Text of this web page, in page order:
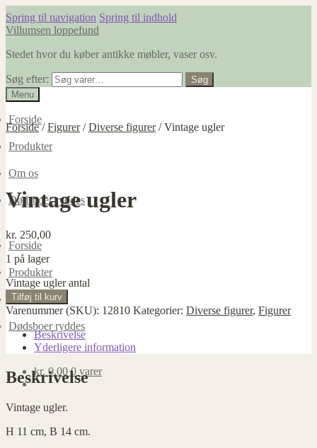
Spring til navigation Spring til indhold
Villumsen loppefund
Stedet hvor du køber antikke møbler, vaser osv.
Søg efter:
Søg
Menu
Forside
Produkter
Om os
Dødsboer ryddes
Forside
Produkter
Om os
Dødsboer ryddes
kr. 0,00 0 varer
Forside/Figurer/Diverse figurer/Vintage ugler
Vintage ugler
kr. 250,00
1 på lager
Vintage ugler antal
Tilføj til kurv
Varenummer (SKU): 12810 Kategorier: Diverse figurer, Figurer
Beskrivelse
Yderligere information
Beskrivelse
Vintage ugler.
H 11 cm, B 14 cm.